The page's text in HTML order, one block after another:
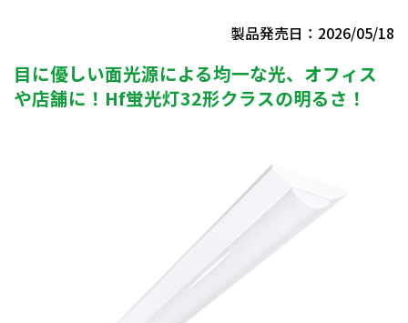
製品発売日：2026/05/18
目に優しい面光源による均一な光、オフィス
や店舗に！Hf蛍光灯32形クラスの明るさ！